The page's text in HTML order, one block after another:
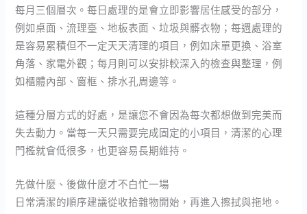
每月三個層次。每日處理的是會立即影響居住感受的部分，
例如桌面、流理臺、地板表面、垃圾與髒衣物；每週處理的
是容易累積但不一定天天清理的項目，例如床單更換、浴室
角落、家電外觀；每月則可以安排較深入的檢查與整理，例
如櫃體內部、窗框、排水孔周邊等。
這種分層方式的好處，是讓您不會因為每次都想做到完美而
失去動力。當每一天只需要完成固定的小項目，清潔的心理
門檻就會低很多，也更容易長期維持。
先做什麼、後做什麼才不白忙一場
日常清潔的順序建議從收拾雜物開始，再進入擦拭與拖地。